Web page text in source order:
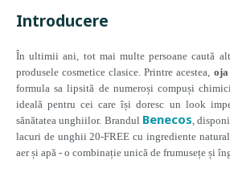
Introducere
În ultimii ani, tot mai multe persoane caută
produsele cosmetice clasice. Printre acestea, oja
formula sa lipsită de numeroși compuși
ideală pentru cei care își doresc un look
sănătatea unghiilor. Brandul Benecos,
lacuri de unghii 20-FREE cu ingrediente
aer și apă - o combinație unică de frumusețe și